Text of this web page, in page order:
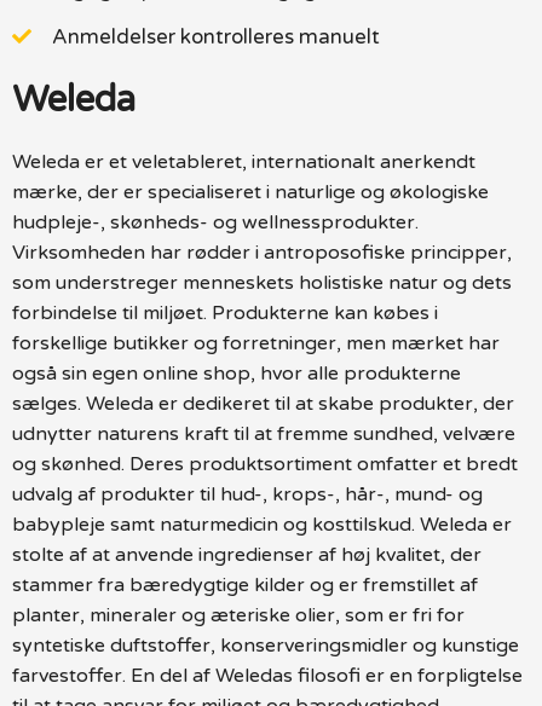
Anmeldelser kontrolleres manuelt
Weleda
Weleda er et veletableret, internationalt anerkendt
mærke, der er specialiseret i naturlige og økologiske
hudpleje-, skønheds- og wellnessprodukter.
Virksomheden har rødder i antroposofiske principper,
som understreger menneskets holistiske natur og dets
forbindelse til miljøet. Produkterne kan købes i
forskellige butikker og forretninger, men mærket har
også sin egen online shop, hvor alle produkterne
sælges. Weleda er dedikeret til at skabe produkter, der
udnytter naturens kraft til at fremme sundhed, velvære
og skønhed. Deres produktsortiment omfatter et bredt
udvalg af produkter til hud-, krops-, hår-, mund- og
babypleje samt naturmedicin og kosttilskud. Weleda er
stolte af at anvende ingredienser af høj kvalitet, der
stammer fra bæredygtige kilder og er fremstillet af
planter, mineraler og æteriske olier, som er fri for
syntetiske duftstoffer, konserveringsmidler og kunstige
farvestoffer. En del af Weledas filosofi er en forpligtelse